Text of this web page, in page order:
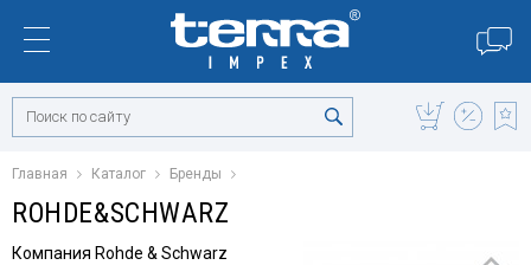
Главная Каталог Бренды
ROHDE&SCHWARZ
Компания Rohde & Schwarz